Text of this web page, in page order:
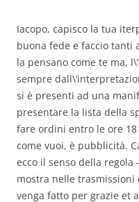
Iacopo, capisco la tua
buona fede e faccio tanti
la pensano come te ma,
sempre
si è presenti ad una
presentare la lista della
fare ordini entro le ore
come vuoi, è pubblicità.
ecco il senso della
mostra nelle trasmissioni
venga fatto per grazie et